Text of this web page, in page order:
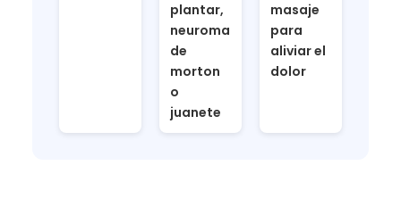
plantar,
neuroma
de
morton
o
juanete
masaje
para
aliviar el
dolor